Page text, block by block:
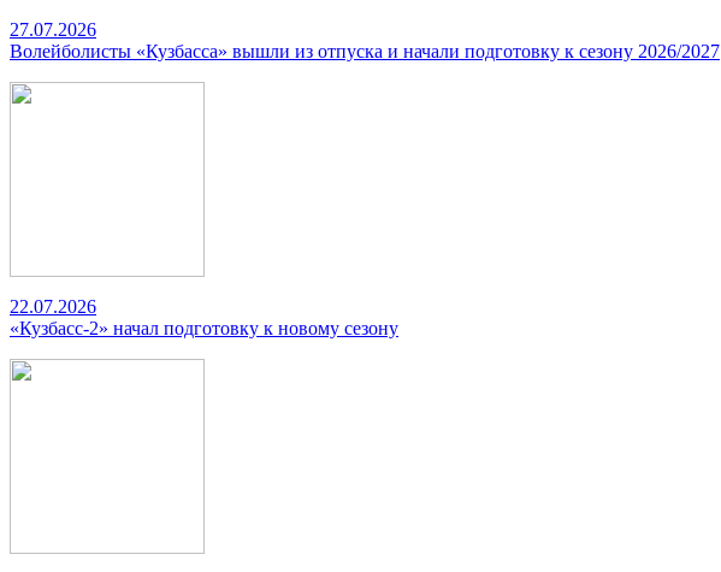
27.07.2026
Волейболисты «Кузбасса» вышли из отпуска и начали подготовку к сезону 2026/2027
22.07.2026
«Кузбасс-2» начал подготовку к новому сезону